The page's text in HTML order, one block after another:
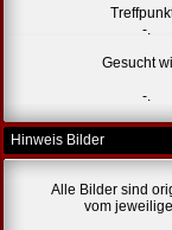
-.
Gesucht
-.
Hinweis Bilder
Alle Bilder sind
vom